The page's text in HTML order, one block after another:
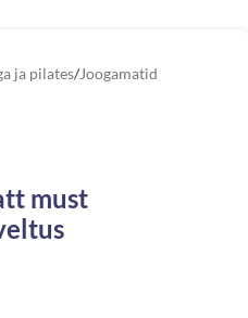
ja pilates/Joogamatid
must